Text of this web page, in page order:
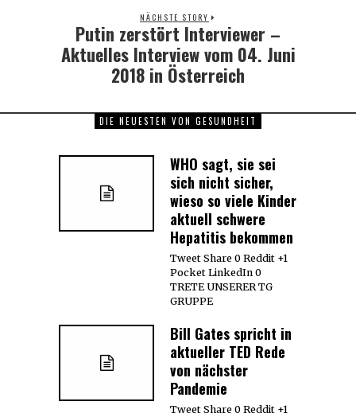
NÄCHSTE STORY
Next
post:
Putin zerstört Interviewer –
Aktuelles Interview vom 04. Juni
2018 in Österreich
DIE NEUESTEN VON GESUNDHEIT
WHO sagt, sie sei
sich nicht sicher,
wieso so viele Kinder
aktuell schwere
Hepatitis bekommen
Tweet Share 0 Reddit +1
Pocket LinkedIn 0
TRETE UNSERER TG
GRUPPE
Bill Gates spricht in
aktueller TED Rede
von nächster
Pandemie
Tweet Share 0 Reddit +1